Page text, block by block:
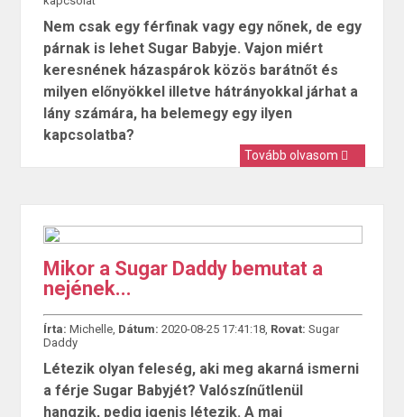
Nem csak egy férfinak vagy egy nőnek, de egy
párnak is lehet Sugar Babyje. Vajon miért
keresnének házaspárok közös barátnőt és
milyen előnyökkel illetve hátrányokkal járhat a
lány számára, ha belemegy egy ilyen
kapcsolatba?
Tovább olvasom
Mikor a Sugar Daddy bemutat a
nejének...
Írta: Michelle, Dátum: 2020-08-25 17:41:18, Rovat: Sugar
Daddy
Létezik olyan feleség, aki meg akarná ismerni
a férje Sugar Babyjét? Valószínűtlenül
hangzik, pedig igenis létezik. A mai